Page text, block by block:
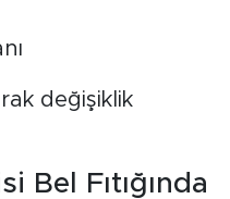
değişiklik
Bel Fıtığında